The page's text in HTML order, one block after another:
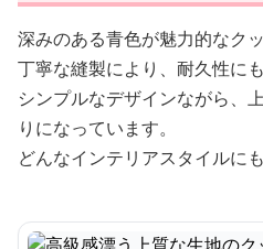
深みのある青色が魅力的なク
丁寧な縫製により、耐久性に
シンプルなデザインながら、
りになっています。
どんなインテリアスタイルに